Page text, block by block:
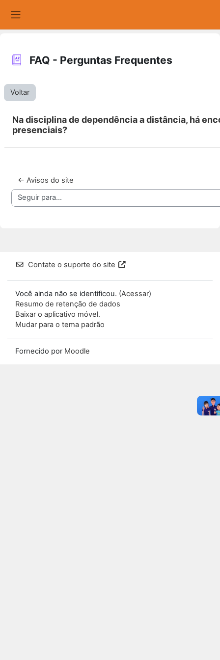
FAQ - Perguntas Frequentes
Voltar
Na disciplina de dependência a distância, há
presenciais?
← Avisos do site
Seguir para...
Contate o suporte do site
Você ainda não se identificou. (Acessar)
Resumo de retenção de dados
Baixar o aplicativo móvel.
Mudar para o tema padrão
Fornecido por Moodle